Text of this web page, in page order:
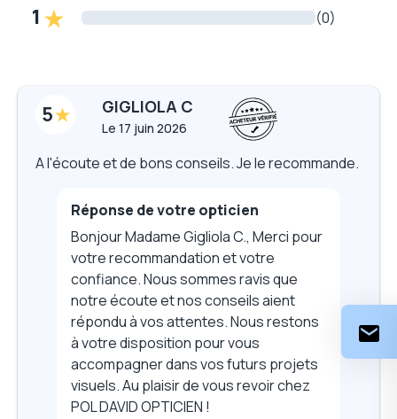
1 (0)
5 GIGLIOLA C
Le 17 juin 2026
A l'écoute et de bons conseils. Je le recommande.
Réponse de votre opticien
Bonjour Madame Gigliola C., Merci pour
votre recommandation et votre
confiance. Nous sommes ravis que
notre écoute et nos conseils aient
répondu à vos attentes. Nous restons
à votre disposition pour vous
accompagner dans vos futurs projets
visuels. Au plaisir de vous revoir chez
POL DAVID OPTICIEN !